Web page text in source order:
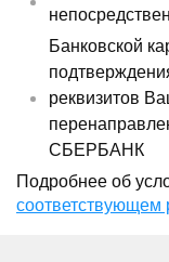
Банковской
реквизитов
СБЕРБАНК
Подробнее об
соответствующем